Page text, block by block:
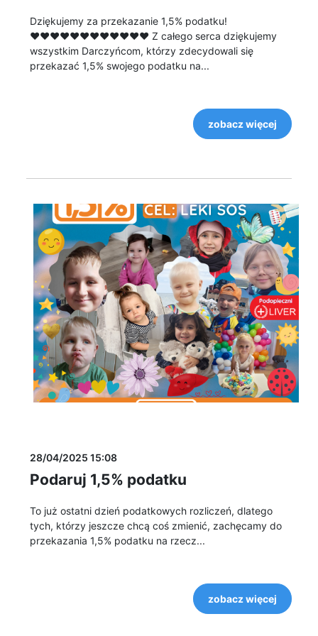
Dziękujemy za przekazanie 1,5% podatku!
♥♥♥♥♥♥♥♥♥♥♥♥ Z całego serca dziękujemy
wszystkim Darczyńcom, którzy zdecydowali się
przekazać 1,5% swojego podatku na...
zobacz więcej
28/04/2025 15:08
Podaruj 1,5% podatku
To już ostatni dzień podatkowych rozliczeń, dlatego
tych, którzy jeszcze chcą coś zmienić, zachęcamy do
przekazania 1,5% podatku na rzecz...
zobacz więcej